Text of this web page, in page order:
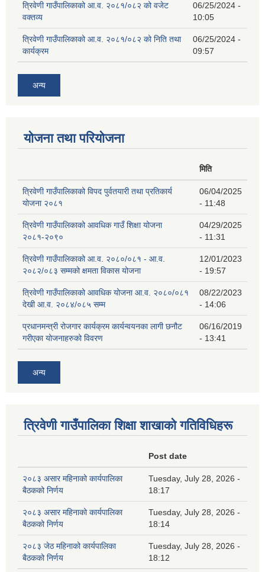
त्रिवेणी गाउँपालिकाको आ.व. २०८१/०८२ को वजेट
वक्तव्य
06/25/2024 -
10:05
त्रिवेणी गाउँपालिकाको आ.व. २०८१/०८२ को निति तथा
कार्यक्रम
06/25/2024 -
09:57
अन्य
योजना तथा परियोजना
मिति
त्रिवेणी गाउँपालिकाको विपद पुर्वतयारी तथा प्रतिकार्य
योजना २०८१
06/04/2025
- 11:48
त्रिवेणी गाउँपालिकाको आवधिक गाउँ शिक्षा योजना
२०८१-२०९०
04/29/2025
- 11:31
त्रिवेणी गाउँपालिकाको आ.व. २०८०/०८१ - आ.व.
२०८२/०८३ सम्मको क्षमता विकास योजना
12/01/2023
- 19:57
त्रिवेणी गाउँपालिकाको आवधिक योजना आ.व. २०८०/०८१
देखी आ.व. २०८४/०८५ सम्म
08/22/2023
- 14:06
प्रधानमन्त्री रोजगार कार्यक्रम कार्यन्वयनका लागी छनौट
गरीएका योजनाहरुको विवरण
06/16/2019
- 13:41
अन्य
त्रिवेणी गाउँपालिका शिक्षा शाखाकाे गतिविधिहरू
Post date
२०८३ असार महिनाको कार्यपालिका
बैठकको निर्णय
Tuesday, July 28, 2026 -
18:17
२०८३ असार महिनाको कार्यपालिका
बैठकको निर्णय
Tuesday, July 28, 2026 -
18:14
२०८३ जेठ महिनाको कार्यपालिका
बैठकको निर्णय
Tuesday, July 28, 2026 -
18:12